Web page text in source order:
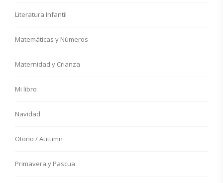
Literatura Infantil
Matemáticas y Números
Maternidad y Crianza
Mi libro
Navidad
Otoño / Autumn
Primavera y Pascua